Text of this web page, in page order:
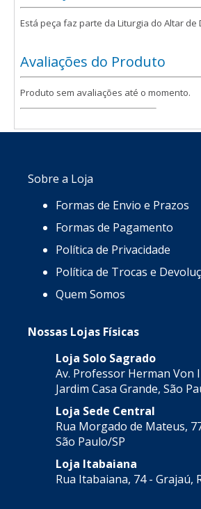
Está peça faz parte da Liturgia do Altar de
Avaliações do Produto
Produto sem avaliações até o momento.
Sobre a Loja
Formas de Envio e Prazos
Formas de Pagamento
Política de Privacidade
Política de Trocas e
Quem Somos
Nossas Lojas Físicas
Loja Solo Sagrado
Av. Professor Herman Von
Jardim Casa Grande, São
Loja Sede Central
Rua Morgado de Mateus,
São Paulo/SP
Loja Itabaiana
Rua Itabaiana, 74 - Grajaú,